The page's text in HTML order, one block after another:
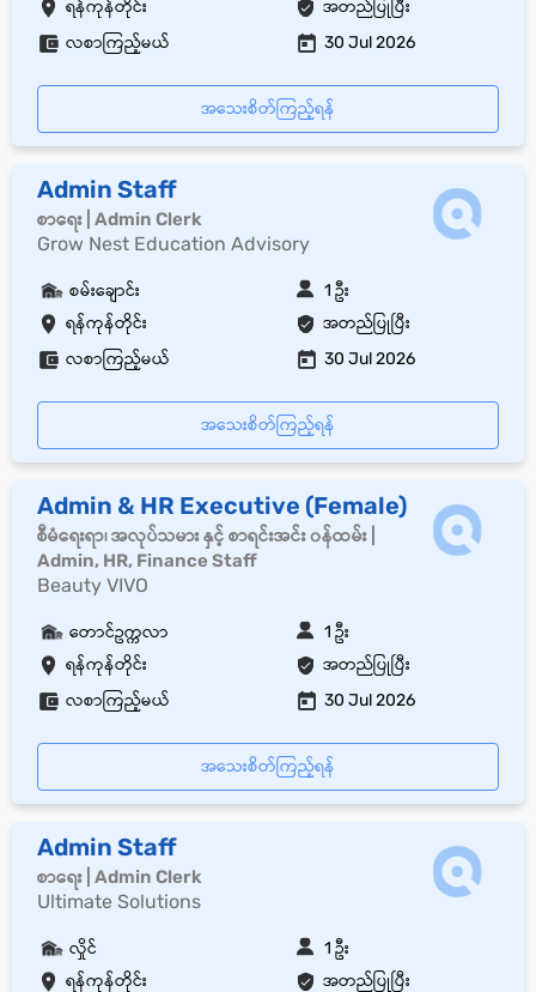
ရန်ကုန်တိုင်း အတည်ပြုပြီး
လစာကြည့်မယ် 30 Jul 2026
အသေးစိတ်ကြည့်ရန်
Admin Staff
စာရေး | Admin Clerk
Grow Nest Education Advisory
ရန်ကုန်တိုင်း အတည်ပြုပြီး
စမ်းချောင်း 1 ဦး
လစာကြည့်မယ် 30 Jul 2026
အသေးစိတ်ကြည့်ရန်
Admin & HR Executive (Female)
စီမံရေးရာ၊ အလုပ်သမား နှင့် စာရင်းအင်း ၀န်ထမ်း |
Admin, HR, Finance Staff
Beauty VIVO
ရန်ကုန်တိုင်း အတည်ပြုပြီး
တောင်ဥက္ကလာ 1 ဦး
လစာကြည့်မယ် 30 Jul 2026
အသေးစိတ်ကြည့်ရန်
Admin Staff
စာရေး | Admin Clerk
Ultimate Solutions
ရန်ကုန်တိုင်း အတည်ပြုပြီး
လှိုင် 1 ဦး